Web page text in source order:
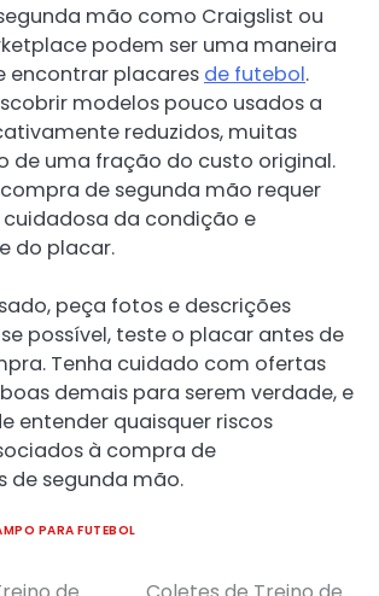
mão como Craigslist ou
podem ser uma maneira
encontrar placares de futebol.
modelos pouco usados a
reduzidos, muitas
de uma fração do custo original.
de segunda mão requer
da condição e
do placar.
peça fotos e descrições
possível, teste o placar antes de
Tenha cuidado com ofertas
demais para serem verdade, e
entender quaisquer riscos
à compra de
de segunda mão.
PARA FUTEBOL